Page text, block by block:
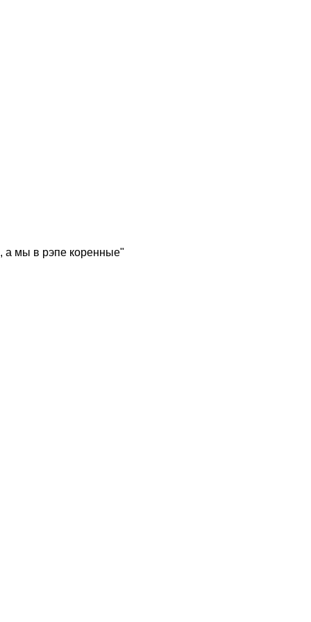
а мы в рэпе коренные"